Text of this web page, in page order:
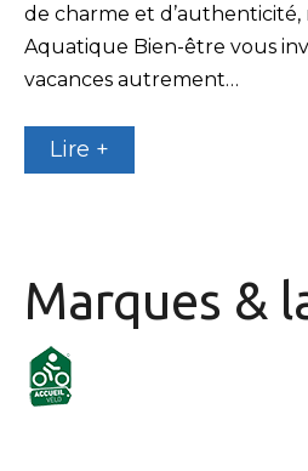
de charme et d’authenticité,
Aquatique Bien-être vous
vacances autrement…
Lire +
Marques &